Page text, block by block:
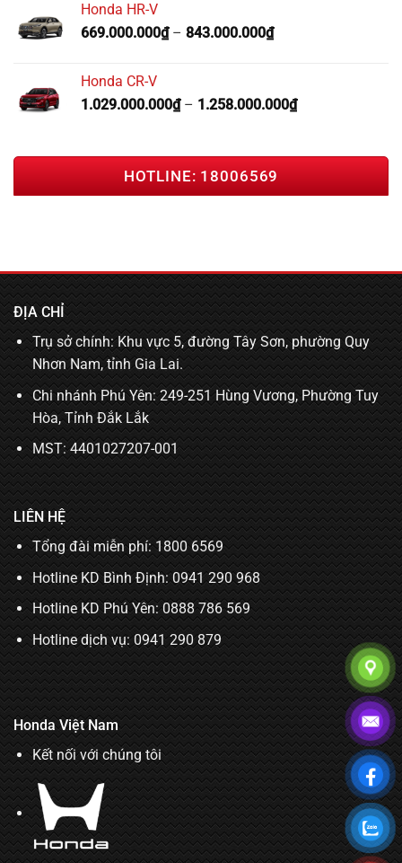
Honda HR-V
669.000.000₫– 843.000.000₫
Honda CR-V
1.029.000.000₫– 1.258.000.000₫
HOTLINE: 18006569
ĐỊA CHỈ
Trụ sở chính: Khu vực 5, đường Tây Sơn, phường Quy
Nhơn Nam, tỉnh Gia Lai.
Chi nhánh Phú Yên: 249-251 Hùng Vương, Phường Tuy
Hòa, Tỉnh Đắk Lắk
MST: 4401027207-001
LIÊN HỆ
Tổng đài miễn phí: 1800 6569
Hotline KD Bình Định:0941 290 968
Hotline KD Phú Yên:0888 786 569
Hotline dịch vụ: 0941 290 879
Honda Việt Nam
Kết nối với chúng tôi